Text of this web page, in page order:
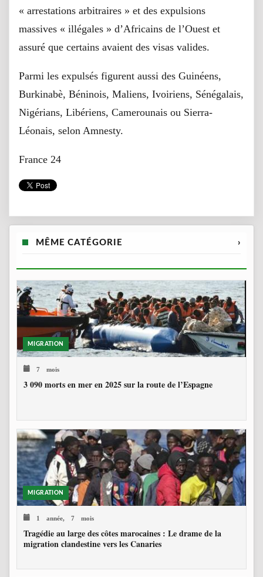
« arrestations arbitraires » et des expulsions
massives « illégales » d’Africains de l’Ouest et
assuré que certains avaient des visas valides.
Parmi les expulsés figurent aussi des Guinéens,
Burkinabè, Béninois, Maliens, Ivoiriens, Sénégalais,
Nigérians, Libériens, Camerounais ou Sierra-
Léonais, selon Amnesty.
France 24
MÊME CATÉGORIE ›
MIGRATION
7 mois
3 090 morts en mer en 2025 sur la route de l’Espagne
MIGRATION
1 année, 7 mois
Tragédie au large des côtes marocaines : Le drame de la
migration clandestine vers les Canaries